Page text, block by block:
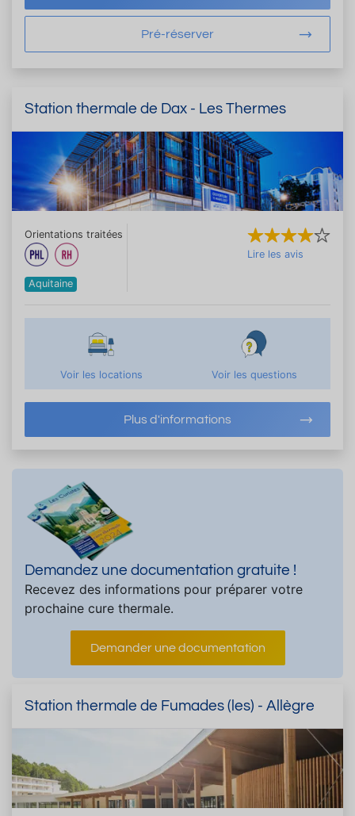
Pré-réserver
Station thermale de Dax - Les Thermes
Orientations traitées
Aquitaine
Lire les avis
Voir les locations Voir les questions
Plus d'informations
Demandez une documentation gratuite !
Recevez des informations pour préparer votre
prochaine cure thermale.
Demander une documentation
Station thermale de Fumades (les) - Allègre